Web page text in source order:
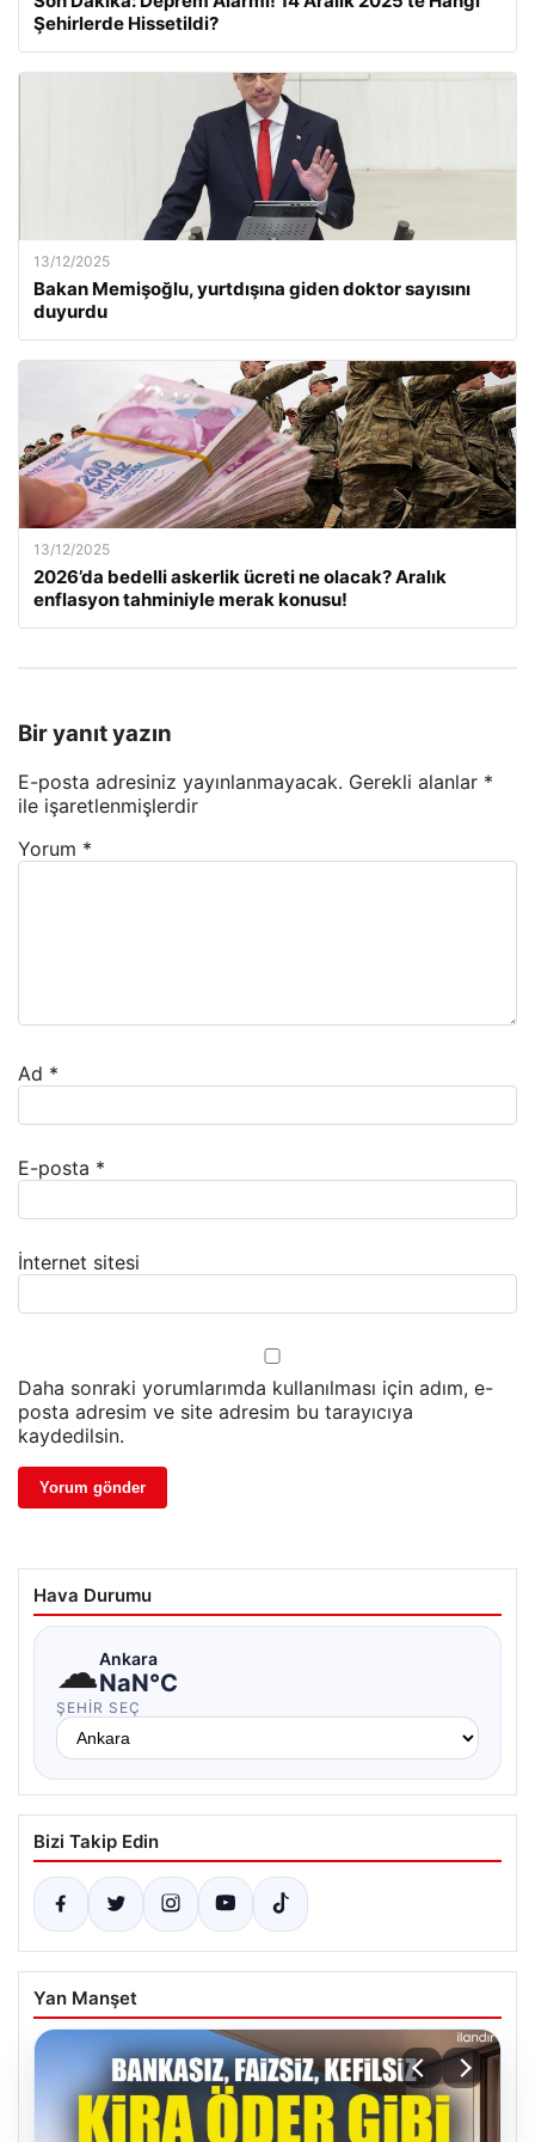
Şehirlerde Hissetildi?
13/12/2025
Bakan Memişoğlu, yurtdışına giden doktor sayısını
duyurdu
13/12/2025
2026’da bedelli askerlik ücreti ne olacak? Aralık
enflasyon tahminiyle merak konusu!
Bir yanıt yazın
E-posta adresiniz yayınlanmayacak. Gerekli alanlar *
ile işaretlenmişlerdir
Yorum *
Ad *
E-posta *
İnternet sitesi
Daha sonraki yorumlarımda kullanılması için adım, e-
posta adresim ve site adresim bu tarayıcıya
kaydedilsin.
Hava Durumu
☁Ankara
NaN°C
ŞEHIR SEÇ
Bizi Takip Edin
Yan Manşet